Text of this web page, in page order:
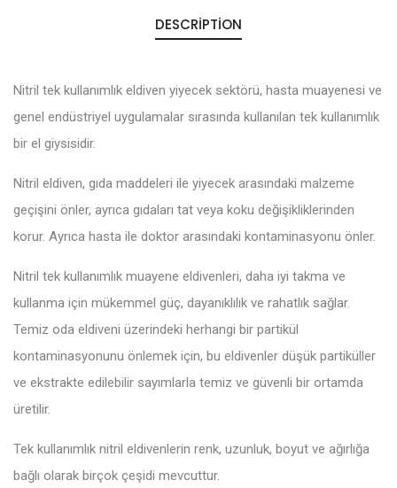
DESCRIPTION
Nitril tek kullanımlık eldiven yiyecek sektörü, hasta muayenesi ve
genel endüstriyel uygulamalar sırasında kullanılan tek kullanımlık
bir el giysisidir.
Nitril eldiven, gıda maddeleri ile yiyecek arasındaki malzeme
geçişini önler, ayrıca gıdaları tat veya koku değişikliklerinden
korur. Ayrıca hasta ile doktor arasındaki kontaminasyonu önler.
Nitril tek kullanımlık muayene eldivenleri, daha iyi takma ve
kullanma için mükemmel güç, dayanıklılık ve rahatlık sağlar.
Temiz oda eldiveni üzerindeki herhangi bir partikül
kontaminasyonunu önlemek için, bu eldivenler düşük partiküller
ve ekstrakte edilebilir sayımlarla temiz ve güvenli bir ortamda
üretilir.
Tek kullanımlık nitril eldivenlerin renk, uzunluk, boyut ve ağırlığa
bağlı olarak birçok çeşidi mevcuttur.